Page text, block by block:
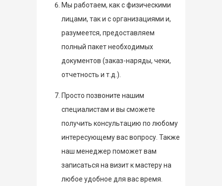
Мы работаем, как с физическими
лицами, так и с организациями и,
разумеется, предоставляем
полный пакет необходимых
документов (заказ-наряды, чеки,
отчетность и т.д.).
Просто позвоните нашим
специалистам и вы сможете
получить консультацию по любому
интересующему вас вопросу. Также
наш менеджер поможет вам
записаться на визит к мастеру на
любое удобное для вас время.